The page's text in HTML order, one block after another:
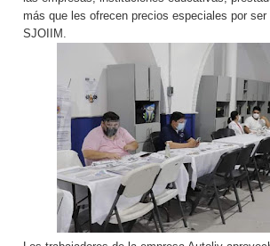
más que les ofrecen precios especiales por ser
SJOIIM.